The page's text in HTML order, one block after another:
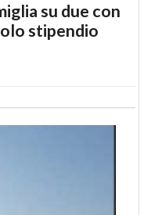
su due con
stipendio